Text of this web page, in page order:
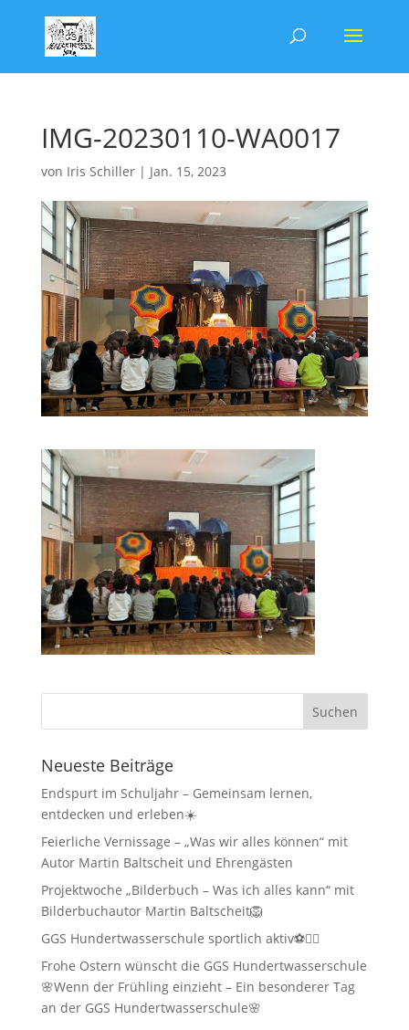
IMG-20230110-WA0017
von Iris Schiller| Jan. 15, 2023
Neueste Beiträge
Endspurt im Schuljahr – Gemeinsam lernen,
entdecken und erleben☀️
Feierliche Vernissage – „Was wir alles können“ mit
Autor Martin Baltscheit und Ehrengästen
Projektwoche „Bilderbuch – Was ich alles kann“ mit
Bilderbuchautor Martin Baltscheit🦁
GGS Hundertwasserschule sportlich aktiv⚽🏃‍♂️
Frohe Ostern wünscht die GGS Hundertwasserschule
🌸Wenn der Frühling einzieht – Ein besonderer Tag
an der GGS Hundertwasserschule🌸